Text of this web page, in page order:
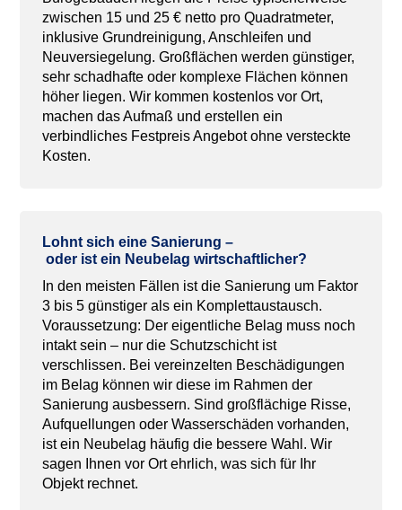
zwischen 15 und 25 € netto pro Quadratmeter,
inklusive Grundreinigung, Anschleifen und
Neuversiegelung. Großflächen werden günstiger,
sehr schadhafte oder komplexe Flächen können
höher liegen. Wir kommen kostenlos vor Ort,
machen das Aufmaß und erstellen ein
verbindliches Festpreis Angebot ohne versteckte
Kosten.
Lohntsich eine Sanierung –
oder ist ein Neubelag wirtschaftlicher?
In den meisten Fällen ist die Sanierung um Faktor
3 bis 5 günstiger als ein Komplettaustausch.
Voraussetzung: Der eigentliche Belag muss noch
intakt sein – nur die Schutzschicht ist
verschlissen. Bei vereinzelten Beschädigungen
im Belag können wir diese im Rahmen der
Sanierung ausbessern. Sind großflächige Risse,
Aufquellungen oder Wasserschäden vorhanden,
ist ein Neubelag häufig die bessere Wahl. Wir
sagen Ihnen vor Ort ehrlich, was sich für Ihr
Objekt rechnet.